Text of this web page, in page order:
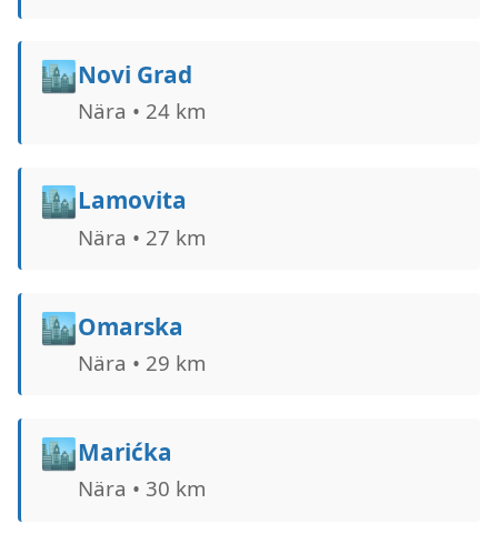
🏙️Novi Grad
Nära • 24 km
🏙️Lamovita
Nära • 27 km
🏙️Omarska
Nära • 29 km
🏙️Marićka
Nära • 30 km